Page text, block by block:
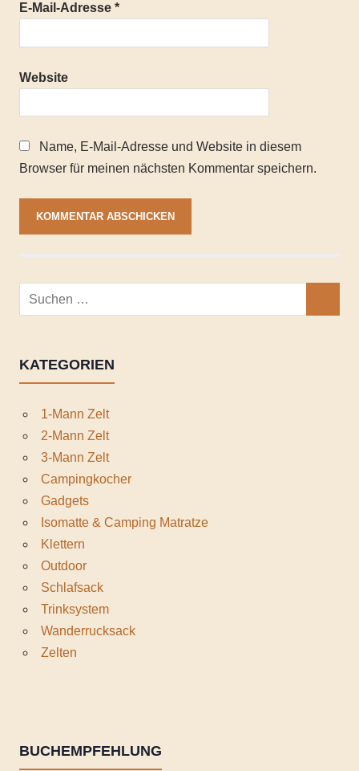
E-Mail-Adresse *
Website
Name, E-Mail-Adresse und Website in diesem
Browser für meinen nächsten Kommentar speichern.
Suchen
nach:
KATEGORIEN
1-Mann Zelt
2-Mann Zelt
3-Mann Zelt
Campingkocher
Gadgets
Isomatte & Camping Matratze
Klettern
Outdoor
Schlafsack
Trinksystem
Wanderrucksack
Zelten
BUCHEMPFEHLUNG